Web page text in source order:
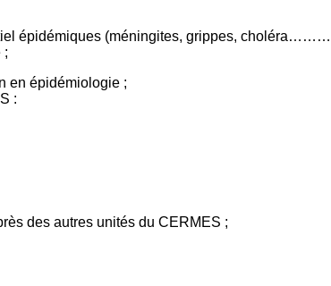
épidémiques (méningites, grippes,
;
en épidémiologie ;
:
des autres unités du CERMES ;